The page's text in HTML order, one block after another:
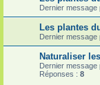
Dernier message
Les plantes
Dernier message
Naturaliser
Dernier message
Réponses : 8